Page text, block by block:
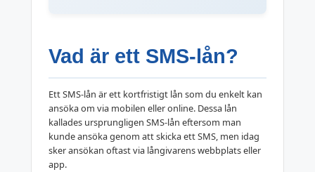
Vad är ett SMS-lån?
Ett SMS-lån är ett kortfristigt lån som du enkelt kan
ansöka om via mobilen eller online. Dessa lån
kallades ursprungligen SMS-lån eftersom man
kunde ansöka genom att skicka ett SMS, men idag
sker ansökan oftast via långivarens webbplats eller
app.